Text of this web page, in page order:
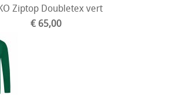
Ziptop Doubletex vert
€ 65,00